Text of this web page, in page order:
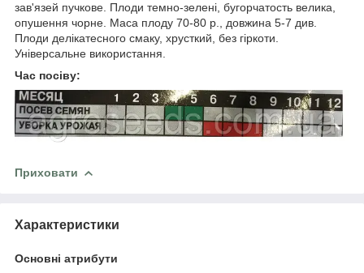
зав'язей пучкове. Плоди темно-зелені, бугорчатость велика,
опушення чорне. Маса плоду 70-80 р., довжина 5-7 див.
Плоди делікатесного смаку, хрусткий, без гіркоти.
Універсальне використання.
Час посіву:
Приховати
Характеристики
Основні атрибути